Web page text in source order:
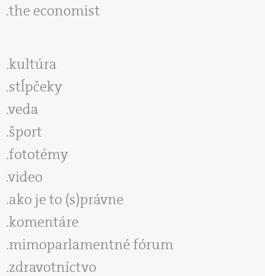
the economist
kultúra
stĺpčeky
veda
šport
fototémy
video
ako je to (s)právne
komentáre
mimoparlamentné fórum
zdravotníctvo